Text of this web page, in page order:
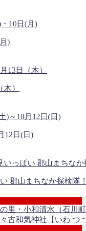
)
）
12日(日)
郡山まちなか探検隊
里・小和清水（石川
古和気神社【いわ つ